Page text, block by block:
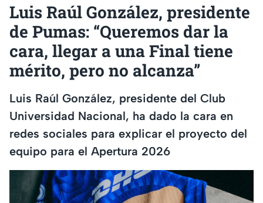
Luis Raúl González, presidente
de Pumas: “Queremos dar la
cara, llegar a una Final tiene
mérito, pero no alcanza”
Luis Raúl González, presidente del Club
Universidad Nacional, ha dado la cara en
redes sociales para explicar el proyecto del
equipo para el Apertura 2026